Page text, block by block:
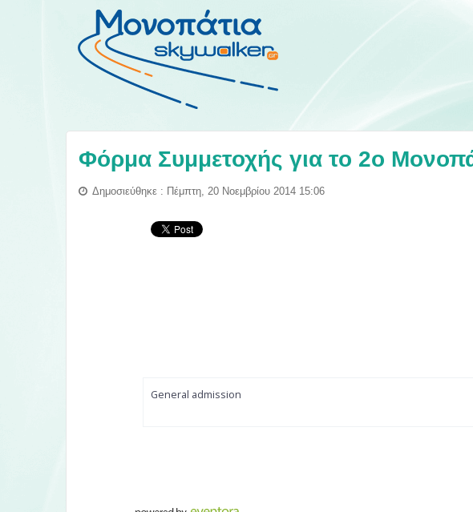
Φόρμα Συμμετοχής για το 2ο
Δημοσιεύθηκε : Πέμπτη, 20 Νοεμβρίου 2014 15:06